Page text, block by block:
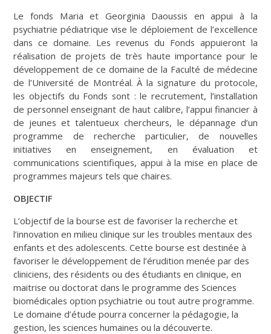
Le fonds Maria et Georginia Daoussis en appui à la
psychiatrie pédiatrique vise le déploiement de l’excellence
dans ce domaine. Les revenus du Fonds appuieront la
réalisation de projets de très haute importance pour le
développement de ce domaine de la Faculté de médecine
de l’Université de Montréal. À la signature du protocole,
les objectifs du Fonds sont : le recrutement, l’installation
de personnel enseignant de haut calibre, l’appui financier à
de jeunes et talentueux chercheurs, le dépannage d’un
programme de recherche particulier, de nouvelles
initiatives en enseignement, en évaluation et
communications scientifiques, appui à la mise en place de
programmes majeurs tels que chaires.
OBJECTIF
L’objectif de la bourse est de favoriser la recherche et
l’innovation en milieu clinique sur les troubles mentaux des
enfants et des adolescents. Cette bourse est destinée à
favoriser le développement de l’érudition menée par des
cliniciens, des résidents ou des étudiants en clinique, en
maitrise ou doctorat dans le programme des Sciences
biomédicales option psychiatrie ou tout autre programme.
Le domaine d’étude pourra concerner la pédagogie, la
gestion, les sciences humaines ou la découverte.